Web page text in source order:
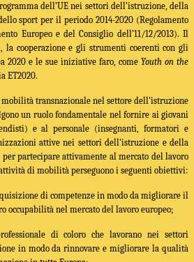
dell’UE nei settori dell’istruzione, della
sport per il periodo 2014-2020 (Regolamento
Europeo e del Consiglio dell’11/12/2013). Il
la cooperazione e gli strumenti coerenti con gli
2020 e le sue iniziative faro, come Youth on the
ET2020.
transnazionale nel settore dell’istruzione
un ruolo fondamentale nel fornire ai giovani
e al personale (insegnanti, formatori e
attive nei settori dell’istruzione e della
partecipare attivamente al mercato del lavoro
di mobilità perseguono i seguenti obiettivi:
di competenze in modo da migliorare il
occupabilità nel mercato del lavoro europeo;
di coloro che lavorano nei settori
in modo da rinnovare e migliorare la qualità